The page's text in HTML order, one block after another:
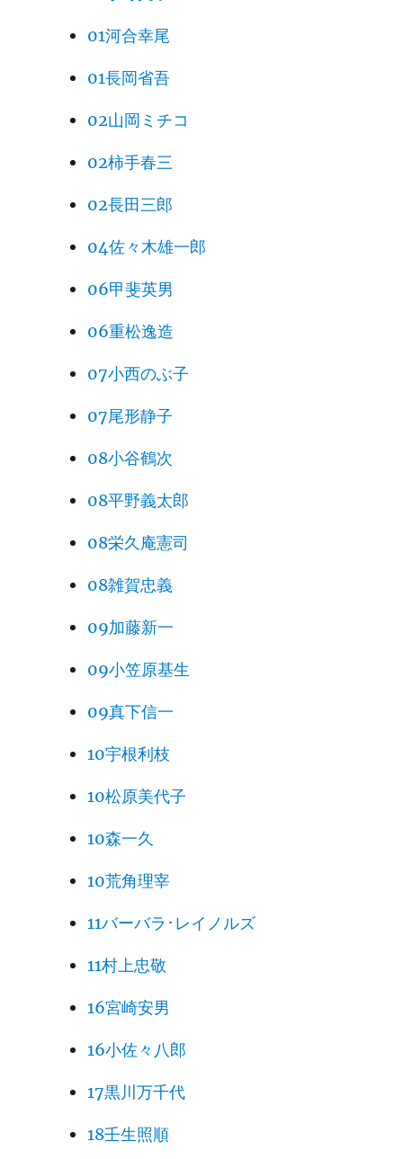
01河合幸尾
01長岡省吾
02山岡ミチコ
02柿手春三
02長田三郎
04佐々木雄一郎
06甲斐英男
06重松逸造
07小西のぶ子
07尾形静子
08小谷鶴次
08平野義太郎
08栄久庵憲司
08雑賀忠義
09加藤新一
09小笠原基生
09真下信一
10宇根利枝
10松原美代子
10森一久
10荒角理宰
11バーバラ･レイノルズ
11村上忠敬
16宮崎安男
16小佐々八郎
17黒川万千代
18壬生照順